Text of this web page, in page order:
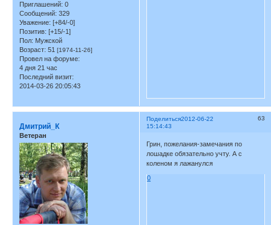
Приглашений: 0
Сообщений: 329
Уважение: [+84/-0]
Позитив: [+15/-1]
Пол: Мужской
Возраст: 51 [1974-11-26]
Провел на форуме:
4 дня 21 час
Последний визит:
2014-03-26 20:05:43
Поделиться 63
2012-06-22
15:14:43
Дмитрий_К
Ветеран
Грин, пожелания-замечания по
лошадке обязательно учту. А с
коленом я лажанулся
0